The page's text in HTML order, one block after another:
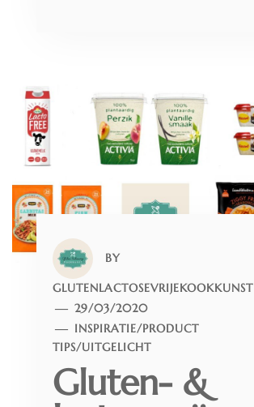
BY
GLUTENLACTOSEVRIJEKOOKKUNST
29/03/2020
INSPIRATIE/PRODUCT
TIPS/UITGELICHT
Gluten- &